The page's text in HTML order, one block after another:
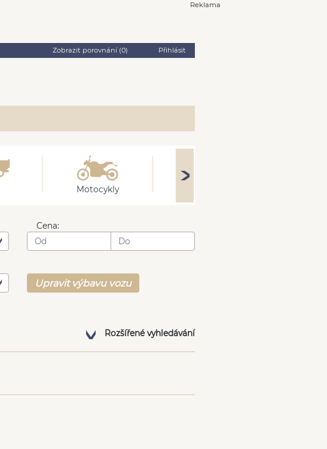
Reklama
Zobrazit porovnání (0) Přihlásit
Motocykly
Cena:
Upravit výbavu vozu
Rozšířené vyhledávání